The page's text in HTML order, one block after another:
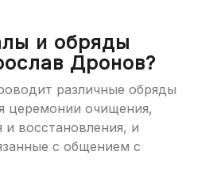
и обряды
Дронов?
различные обряды
церемонии очищения,
и восстановления, и
с общением с